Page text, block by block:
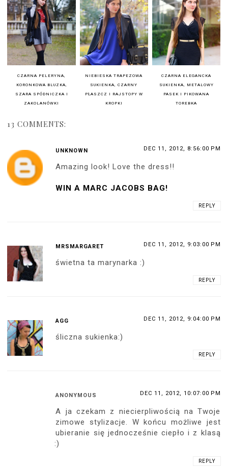
CZARNA PELERYNA,
KORONKOWA BLUZKA,
SZARA SPÓDNICZKA I
ZAKOLANÓWKI
NIEBIESKA TRAPEZOWA
SUKIENKA, CZARNY
PŁASZCZ I RAJSTOPY W
KROPKI
CZARNA ELEGANCKA
SUKIENKA, METALOWY
PASEK I PIKOWANA
TOREBKA
13 COMMENTS:
UNKNOWN DEC 11, 2012, 8:56:00 PM
Amazing look! Love the dress!!
WIN A MARC JACOBS BAG!
REPLY
MRSMARGARET DEC 11, 2012, 9:03:00 PM
świetna ta marynarka :)
REPLY
AGG DEC 11, 2012, 9:04:00 PM
śliczna sukienka:)
REPLY
ANONYMOUS DEC 11, 2012, 10:07:00 PM
A ja czekam z niecierpliwością na Twoje
zimowe stylizacje. W końcu możliwe jest
ubieranie się jednocześnie ciepło i z klasą
:)
REPLY